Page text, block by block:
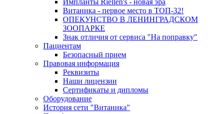
Импланты Riellen's - новая эра
Витаника - первое место в ТОП-32!
ОПЕКУНСТВО В ЛЕНИНГРАДСКОМ
ЗООПАРКЕ
Знак отличия от сервиса "На поправку"
Пациентам
Безопасный прием
Правовая информация
Реквизиты
Наши лицензии
Сертификаты и дипломы
Оборудование
История сети "Витаника"